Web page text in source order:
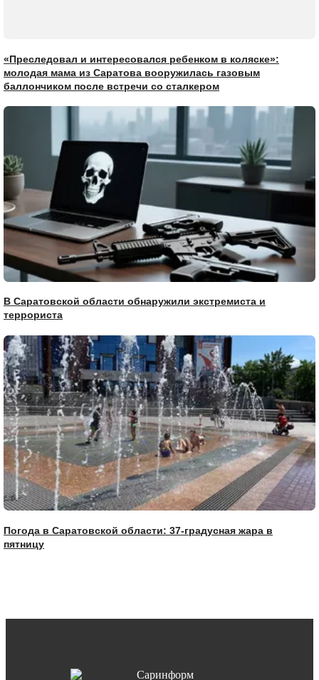
«Преследовал и интересовался ребенком в коляске»:
молодая мама из Саратова вооружилась газовым
баллончиком после встречи со сталкером
В Саратовской области обнаружили экстремиста и
террориста
Погода в Саратовской области: 37-градусная жара в
пятницу